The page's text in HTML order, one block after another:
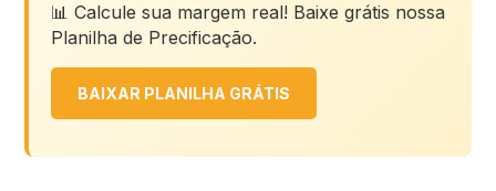
📊 Calcule sua margem real! Baixe grátis nossa
Planilha de Precificação.
BAIXAR PLANILHA GRÁTIS